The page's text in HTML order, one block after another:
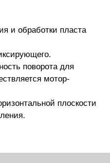
и обработки пласта
поворота для
мотор-
плоскости